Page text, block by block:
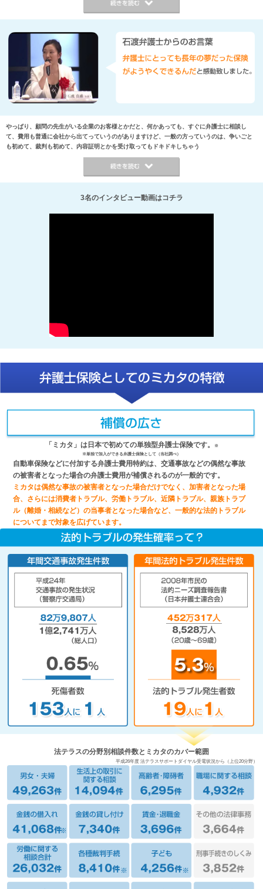
やっぱり、顧問の先生がいる企業のお客様とかだと、何かあっても、すぐに弁護士に相談し
て、費用も普通に会社から出てっていうのがありますけど、一般の方っていうのは、争いごと
も初めて、裁判も初めて、内容証明とかを受け取ってもドキドキしちゃう
3名のインタビュー動画はコチラ
「ミカタ」は日本で初めての単独型弁護士保険です。
※
※単独で加入ができる弁護士保険として（当社調べ）
自動車保険などに付加する弁護士費用特約は、交通事故などの偶然な事故
の被害者となった場合の弁護士費用が補償されるのが一般的です。
ミカタは偶然な事故の被害者となった場合だけでなく、加害者となった場
合、さらには消費者トラブル、労働トラブル、近隣トラブル、親族トラブ
ル（離婚・相続など）の当事者となった場合など、一般的な法的トラブル
についてまで対象を広げています。
法テラスの分野別相談件数とミカタのカバー範囲
平成26年度 法テラスサポートダイヤル受電状況から（上位20分野）